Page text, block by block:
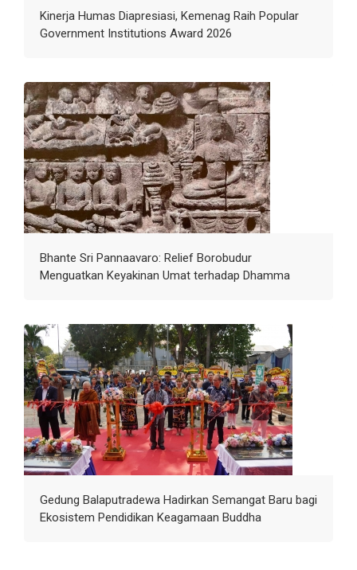
Kinerja Humas Diapresiasi, Kemenag Raih Popular
Government Institutions Award 2026
Bhante Sri Pannaavaro: Relief Borobudur
Menguatkan Keyakinan Umat terhadap Dhamma
Gedung Balaputradewa Hadirkan Semangat Baru bagi
Ekosistem Pendidikan Keagamaan Buddha